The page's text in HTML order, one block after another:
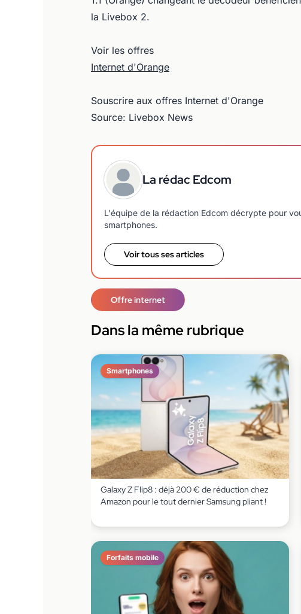
la Livebox 2.
Voir les offres
Internet d'Orange
Souscrire aux offres Internet d'Orange
Source: Livebox News
La rédac Edcom
L'équipe de la rédaction Edcom décrypte pour
smartphones.
Voir tous ses articles
Offre internet
Dans la même rubrique
Smartphones
Galaxy Z Flip8 : déjà 200 € de réduction chez
Amazon pour le tout dernier Samsung pliant !
Forfaits mobile